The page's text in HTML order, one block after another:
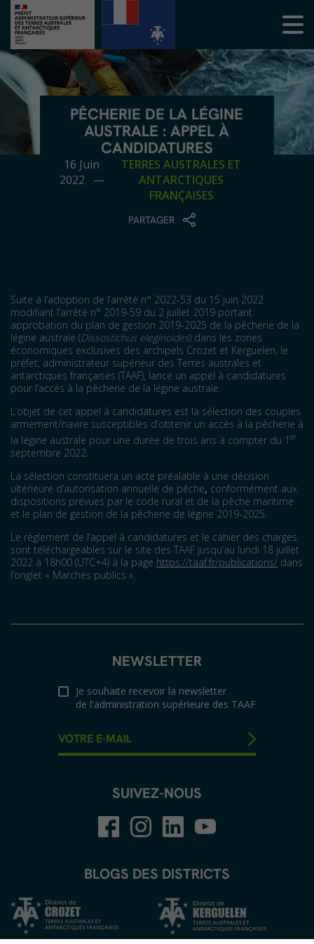
PÊCHERIE DE LA LÉGINE
AUSTRALE : APPEL À
CANDIDATURES
16 Juin
2022 —
TERRES AUSTRALES ET
ANTARCTIQUES
FRANÇAISES
PARTAGER
Suite à l’adoption de l’arrêté n° 2022-53 du 15 juin 2022
modifiant l’arrêté n° 2019-59 du 2 juillet 2019 portant
approbation du plan de gestion 2019-2025 de la pêcherie de la
légine australe (Dissostichus eleginoides) dans les zones
économiques exclusives des archipels Crozet et Kerguelen, le
préfet, administrateur supérieur des Terres australes et
antarctiques françaises (TAAF), lance un appel à candidatures
pour l’accès à la pêcherie de la légine australe.
L’objet de cet appel à candidatures est la sélection des couples
armement/navire susceptibles d’obtenir un accès à la pêcherie à
la légine australe pour une durée de trois ans à compter du 1 er
septembre 2022.
La sélection constituera un acte préalable à une décision
ultérieure d’autorisation annuelle de pêche, conformément aux
dispositions prévues par le code rural et de la pêche maritime
et le plan de gestion de la pêcherie de légine 2019-2025.
Le règlement de l’appel à candidatures et le cahier des charges
sont téléchargeables sur le site des TAAF jusqu’au lundi 18 juillet
2022 à 18h00 (UTC+4) à la page https://taaf.fr/publications/ dans
l’onglet « Marchés publics ».
NEWSLETTER
Je souhaite recevoir la newsletter
de l'administration supérieure des TAAF
SUIVEZ-NOUS
BLOGS DES DISTRICTS